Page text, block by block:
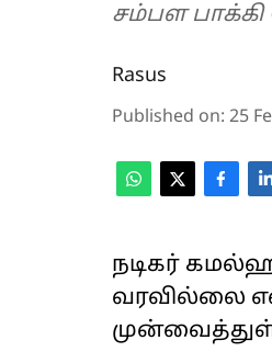
சம்பள பாக்கி
Rasus
Published on: 25
நடிகர்
வரவில்லை என